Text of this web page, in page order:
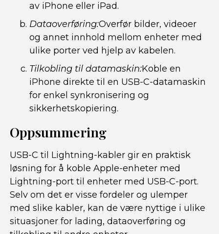
av iPhone eller iPad.
Dataoverføring:Overfør bilder, videoer
og annet innhold mellom enheter med
ulike porter ved hjelp av kabelen.
Tilkobling til datamaskin:Koble en
iPhone direkte til en USB-C-datamaskin
for enkel synkronisering og
sikkerhetskopiering.
Oppsummering
USB-C til Lightning-kabler gir en praktisk
løsning for å koble Apple-enheter med
Lightning-port til enheter med USB-C-port.
Selv om det er visse fordeler og ulemper
med slike kabler, kan de være nyttige i ulike
situasjoner for lading, dataoverføring og